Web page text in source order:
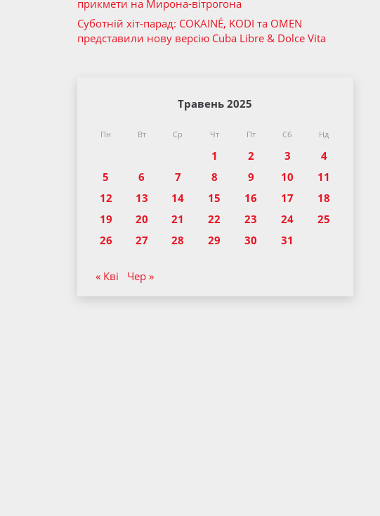
прикмети на Мирона-вітрогона
Суботній хіт-парад: COKAINÉ, KODI та OMEN
представили нову версію Cuba Libre & Dolce Vita
Травень 2025
Пн Вт Ср Чт Пт Сб Нд
1 2 3
4
5
6 7 8 9 10
11
12
13 14 15 16 17
18
19
20 21 22 23 24
25
26
27 28 29 30 31
« Кві Чер »